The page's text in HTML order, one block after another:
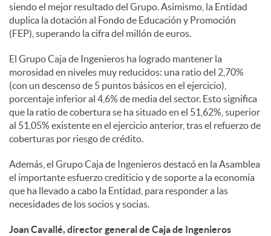
siendo el mejor resultado del Grupo. Asimismo, la Entidad
duplica la dotación al Fondo de Educación y Promoción
(FEP), superando la cifra del millón de euros.
El Grupo Caja de Ingenieros ha logrado mantener la
morosidad en niveles muy reducidos: una ratio del 2,70%
(con un descenso de 5 puntos básicos en el ejercicio),
porcentaje inferior al 4,6% de media del sector. Esto significa
que la ratio de cobertura se ha situado en el 51,62%, superior
al 51,05% existente en el ejercicio anterior, tras el refuerzo de
coberturas por riesgo de crédito.
Además, el Grupo Caja de Ingenieros destacó en la Asamblea
el importante esfuerzo crediticio y de soporte a la economía
que ha llevado a cabo la Entidad, para responder a las
necesidades de los socios y socias.
Joan Cavallé, director general de Caja de Ingenieros